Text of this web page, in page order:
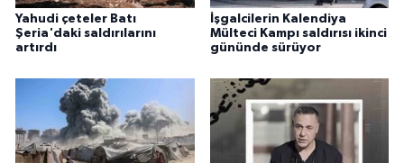
Yahudi çeteler Batı
Şeria'daki saldırılarını
artırdı
İşgalcilerin Kalendiya
Mülteci Kampı saldırısı ikinci
gününde sürüyor